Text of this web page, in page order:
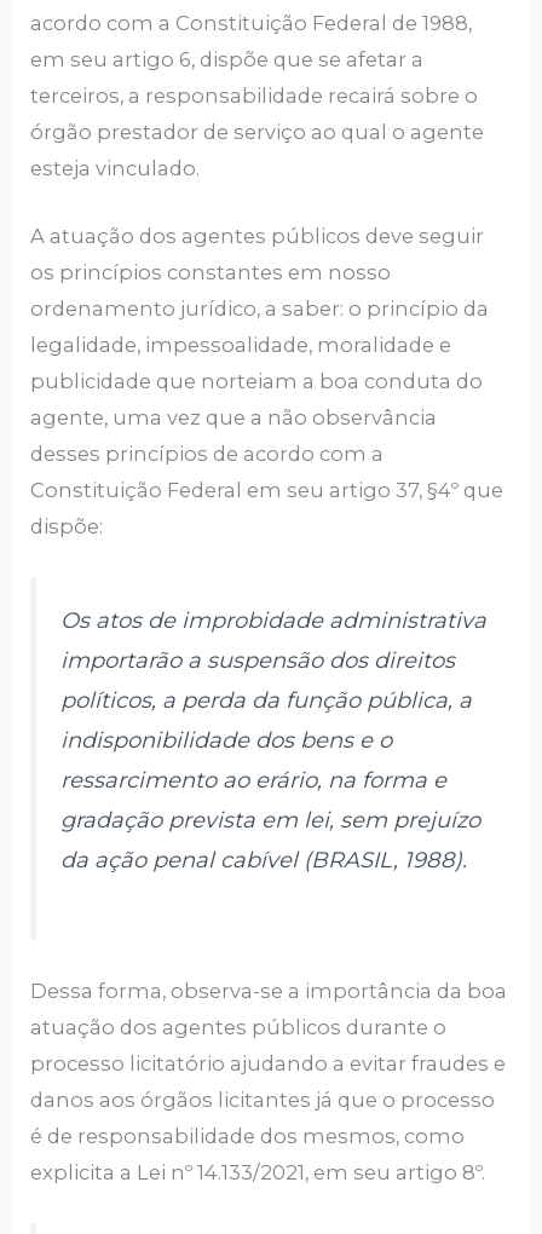
acordo com a Constituição Federal de 1988,
em seu artigo 6, dispõe que se afetar a
terceiros, a responsabilidade recairá sobre o
órgão prestador de serviço ao qual o agente
esteja vinculado.
A atuação dos agentes públicos deve seguir
os princípios constantes em nosso
ordenamento jurídico, a saber: o princípio da
legalidade, impessoalidade, moralidade e
publicidade que norteiam a boa conduta do
agente, uma vez que a não observância
desses princípios de acordo com a
Constituição Federal em seu artigo 37, §4º que
dispõe:
Os atos de improbidade administrativa
importarão a suspensão dos direitos
políticos, a perda da função pública, a
indisponibilidade dos bens e o
ressarcimento ao erário, na forma e
gradação prevista em lei, sem prejuízo
da ação penal cabível (BRASIL, 1988).
Dessa forma, observa-se a importância da boa
atuação dos agentes públicos durante o
processo licitatório ajudando a evitar fraudes e
danos aos órgãos licitantes já que o processo
é de responsabilidade dos mesmos, como
explicita a Lei nº 14.133/2021, em seu artigo 8º.